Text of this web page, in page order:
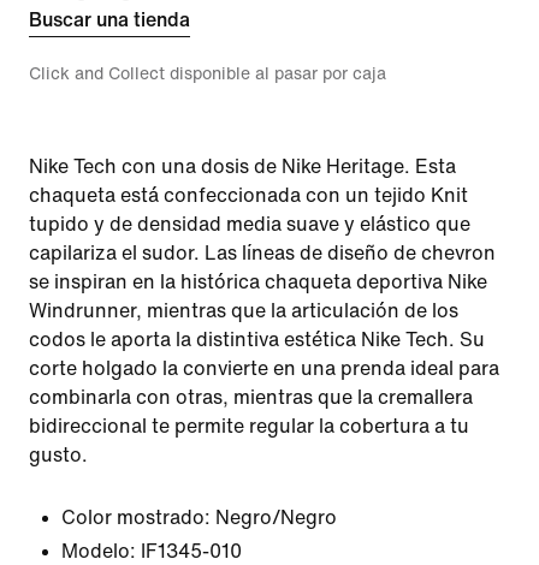
Buscar una tienda
Click and Collect disponible al pasar por caja
Nike Tech con una dosis de Nike Heritage. Esta
chaqueta está confeccionada con un tejido Knit
tupido y de densidad media suave y elástico que
capilariza el sudor. Las líneas de diseño de chevron
se inspiran en la histórica chaqueta deportiva Nike
Windrunner, mientras que la articulación de los
codos le aporta la distintiva estética Nike Tech. Su
corte holgado la convierte en una prenda ideal para
combinarla con otras, mientras que la cremallera
bidireccional te permite regular la cobertura a tu
gusto.
Color mostrado: Negro/Negro
Modelo:
IF1345-010